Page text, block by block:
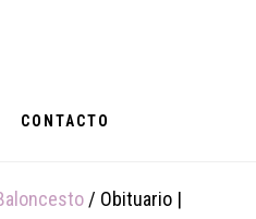
CONTACTO
/ Obituario |